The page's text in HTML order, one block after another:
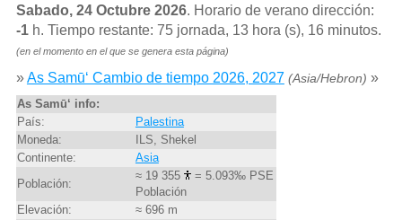
Sabado, 24 Octubre 2026. Horario de verano dirección:
-1h. Tiempo restante: 75 jornada, 13 hora (s), 16 minutos.
(en el momento en el que se genera esta página)
»As Samū‘ Cambio de tiempo 2026, 2027 (Asia/Hebron) »
As Samū‘ info:
País:
Palestina
Moneda:
ILS, Shekel
Continente:
Asia
Población:
≈ 19 355
= 5.093‰ PSE
Población
Elevación:
≈ 696 m